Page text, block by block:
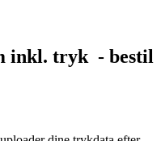
inkl. tryk - bestil